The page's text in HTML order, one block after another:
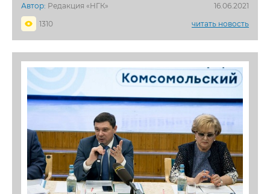
Автор: Редакция «НГК»
16.06.2021
1310
читать новость